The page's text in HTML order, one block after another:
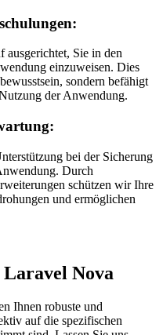
ausgerichtet, Sie in den
einzuweisen. Dies
sondern befähigt
der Anwendung.
bei der Sicherung
Durch
schützen wir Ihre
und ermöglichen
Nova
Ihnen robuste und
auf die spezifischen